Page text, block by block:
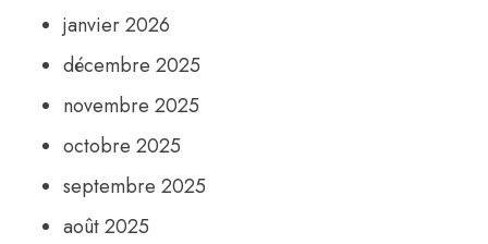
janvier 2026
décembre 2025
novembre 2025
octobre 2025
septembre 2025
août 2025